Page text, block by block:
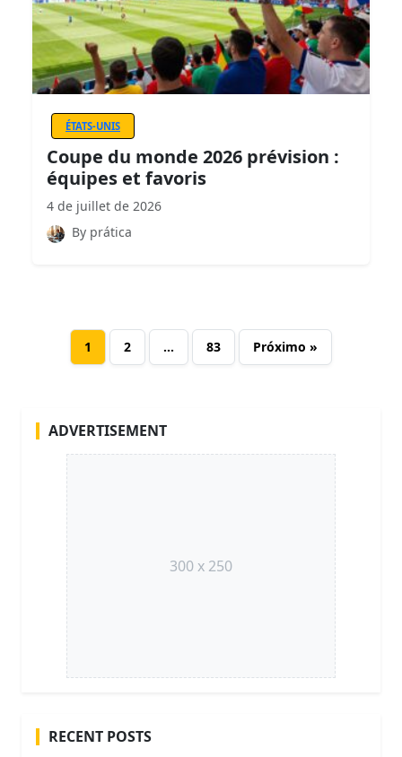
ÉTATS-UNIS
Coupe du monde 2026 prévision :
équipes et favoris
4 de juillet de 2026
By prática
1 2 … 83 Próximo »
ADVERTISEMENT
300 x 250
RECENT POSTS